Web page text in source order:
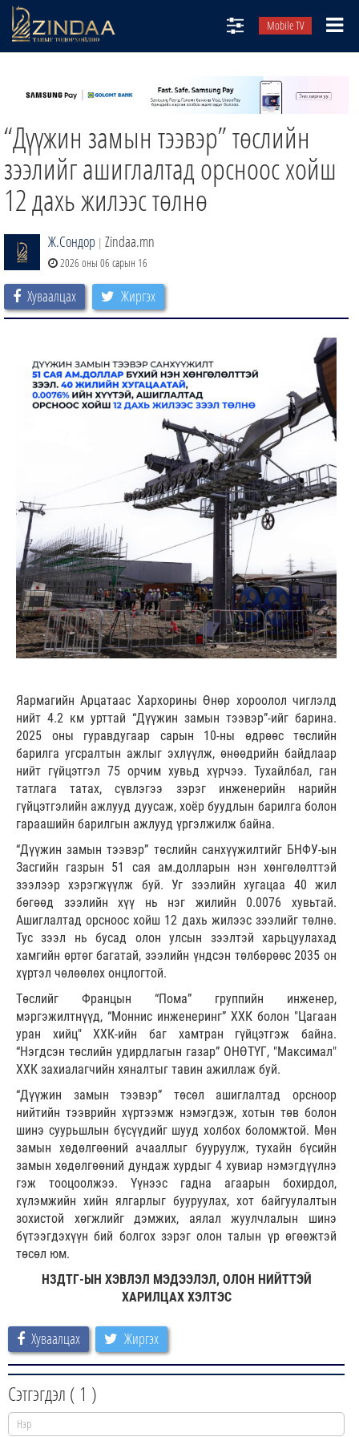
Mobile TV
ТВ8
ӨГЛӨӨНИЙ СОНИН
АУДИО ЗОХИОЛ
ЗИНДАА СЭТГҮҮЛ
“Дүүжин замын тээвэр” төслийн
зээлийг ашиглалтад орсноос хойш
12 дахь жилээс төлнө
Ж.Сондор | Zindaa.mn
2026 оны 06 сарын 16
Хуваалцах Жиргэх
Яармагийн Арцатаас Хархорины Өнөр хороолол чиглэлд
нийт 4.2 км урттай “Дүүжин замын тээвэр”-ийг барина.
2025 оны гуравдугаар сарын 10-ны өдрөөс төслийн
барилга угсралтын ажлыг эхлүүлж, өнөөдрийн байдлаар
нийт гүйцэтгэл 75 орчим хувьд хүрчээ. Тухайлбал, ган
татлага татах, сүвлэгээ зэрэг инженерийн нарийн
гүйцэтгэлийн ажлууд дуусаж, хоёр буудлын барилга болон
гараашийн барилгын ажлууд үргэлжилж байна.
“Дүүжин замын тээвэр” төслийн санхүүжилтийг БНФУ-ын
Засгийн газрын 51 сая ам.долларын нэн хөнгөлөлттэй
зээлээр хэрэгжүүлж буй. Уг зээлийн хугацаа 40 жил
бөгөөд зээлийн хүү нь нэг жилийн 0.0076 хувьтай.
Ашиглалтад орсноос хойш 12 дахь жилээс зээлийг төлнө.
Тус зээл нь бусад олон улсын зээлтэй харьцуулахад
хамгийн өртөг багатай, зээлийн үндсэн төлбөрөөс 2035 он
хүртэл чөлөөлөх онцлогтой.
Төслийг Францын “Пома” группийн инженер,
мэргэжилтнүүд, “Моннис инженеринг” ХХК болон "Цагаан
уран хийц" ХХК-ийн баг хамтран гүйцэтгэж байна.
“Нэгдсэн төслийн удирдлагын газар” ОНӨТҮГ, "Максимал"
ХХК захиалагчийн хяналтыг тавин ажиллаж буй.
“Дүүжин замын тээвэр” төсөл ашиглалтад орсноор
нийтийн тээврийн хүртээмж нэмэгдэж, хотын төв болон
шинэ суурьшлын бүсүүдийг шууд холбох боломжтой. Мөн
замын хөдөлгөөний ачааллыг бууруулж, тухайн бүсийн
замын хөдөлгөөний дундаж хурдыг 4 хувиар нэмэгдүүлнэ
гэж тооцоолжээ. Үүнээс гадна агаарын бохирдол,
хүлэмжийн хийн ялгарлыг бууруулах, хот байгуулалтын
зохистой хөгжлийг дэмжих, аялал жуулчлалын шинэ
бүтээгдэхүүн бий болгох зэрэг олон талын үр өгөөжтэй
төсөл юм.
НЗДТГ-ЫН ХЭВЛЭЛ МЭДЭЭЛЭЛ, ОЛОН НИЙТТЭЙ
ХАРИЛЦАХ ХЭЛТЭС
Хуваалцах Жиргэх
Сэтгэгдэл ( 1 )